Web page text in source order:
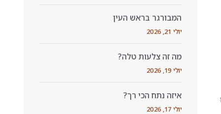
המבורגר בראש העין
יולי 21, 2026
מה זה צלעות טלה?
יולי 19, 2026
איזה נתח הכי רך?
יולי 17, 2026